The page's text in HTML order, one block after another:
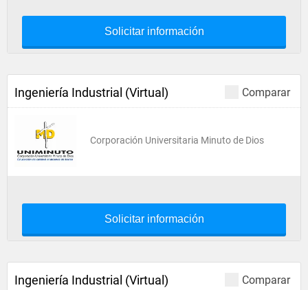
Solicitar información
Comparar
Ingeniería Industrial (Virtual)
Corporación Universitaria Minuto de Dios
Solicitar información
Comparar
Ingeniería Industrial (Virtual)